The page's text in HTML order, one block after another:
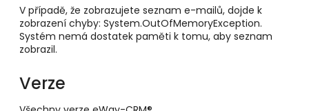
V případě, že zobrazujete seznam e-mailů, dojde k
zobrazení chyby: System.OutOfMemoryException.
Systém nemá dostatek paměti k tomu, aby seznam
zobrazil.
Verze